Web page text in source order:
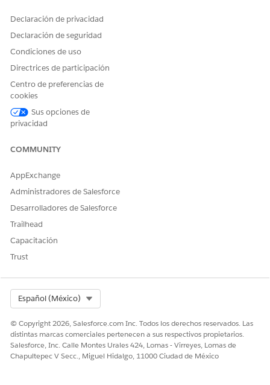
responder a estas preguntas:
¿Cuántos días estuvo el caso en cada estado?
¡Háganos saber cómo podemos mejorar!
Declaración de privacidad
Declaración de seguridad
Condiciones de uso
Directrices de participación
Centro de preferencias de
cookies
Sus opciones de
privacidad
COMMUNITY
AppExchange
Administradores de Salesforce
Desarrolladores de Salesforce
Trailhead
Capacitación
Trust
Español (México)
© Copyright 2026, Salesforce.com Inc. Todos los derechos reservados. Las
distintas marcas comerciales pertenecen a sus respectivos propietarios.
Salesforce, Inc. Calle Montes Urales 424, Lomas - Virreyes, Lomas de
Chapultepec V Secc., Miguel Hidalgo, 11000 Ciudad de México